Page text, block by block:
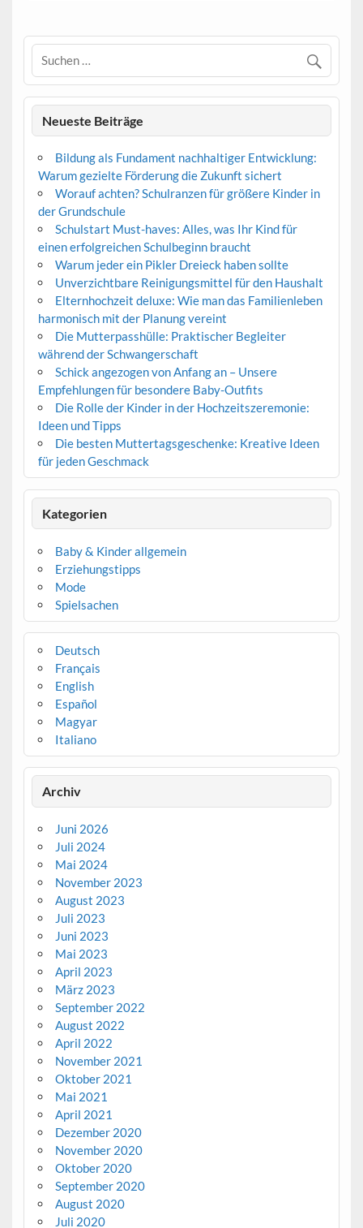
Neueste Beiträge
Bildung als Fundament nachhaltiger Entwicklung:
Warum gezielte Förderung die Zukunft sichert
Worauf achten? Schulranzen für größere Kinder in
der Grundschule
Schulstart Must-haves: Alles, was Ihr Kind für
einen erfolgreichen Schulbeginn braucht
Warum jeder ein Pikler Dreieck haben sollte
Unverzichtbare Reinigungsmittel für den Haushalt
Elternhochzeit deluxe: Wie man das Familienleben
harmonisch mit der Planung vereint
Die Mutterpasshülle: Praktischer Begleiter
während der Schwangerschaft
Schick angezogen von Anfang an – Unsere
Empfehlungen für besondere Baby-Outfits
Die Rolle der Kinder in der Hochzeitszeremonie:
Ideen und Tipps
Die besten Muttertagsgeschenke: Kreative Ideen
für jeden Geschmack
Kategorien
Baby & Kinder allgemein
Erziehungstipps
Mode
Spielsachen
Deutsch
Français
English
Español
Magyar
Italiano
Archiv
Juni 2026
Juli 2024
Mai 2024
November 2023
August 2023
Juli 2023
Juni 2023
Mai 2023
April 2023
März 2023
September 2022
August 2022
April 2022
November 2021
Oktober 2021
Mai 2021
April 2021
Dezember 2020
November 2020
Oktober 2020
September 2020
August 2020
Juli 2020